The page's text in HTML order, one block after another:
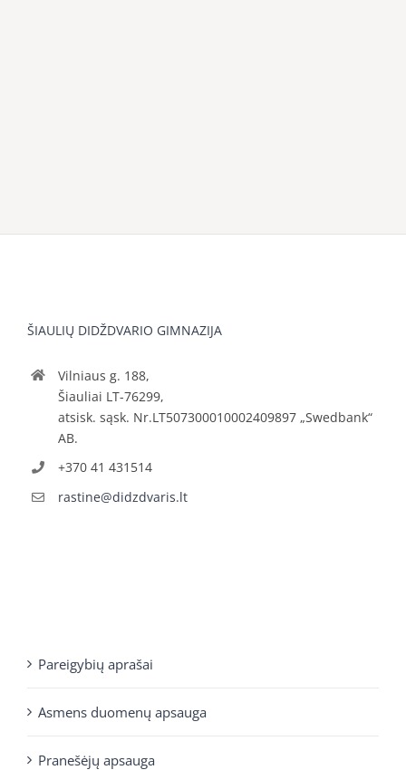
ŠIAULIŲ DIDŽDVARIO GIMNAZIJA
Vilniaus g. 188,
Šiauliai LT-76299,
atsisk. sąsk. Nr.LT507300010002409897 „Swedbank“
AB.
+370 41 431514
rastine@didzdvaris.lt
Pareigybių aprašai
Asmens duomenų apsauga
Pranešėjų apsauga